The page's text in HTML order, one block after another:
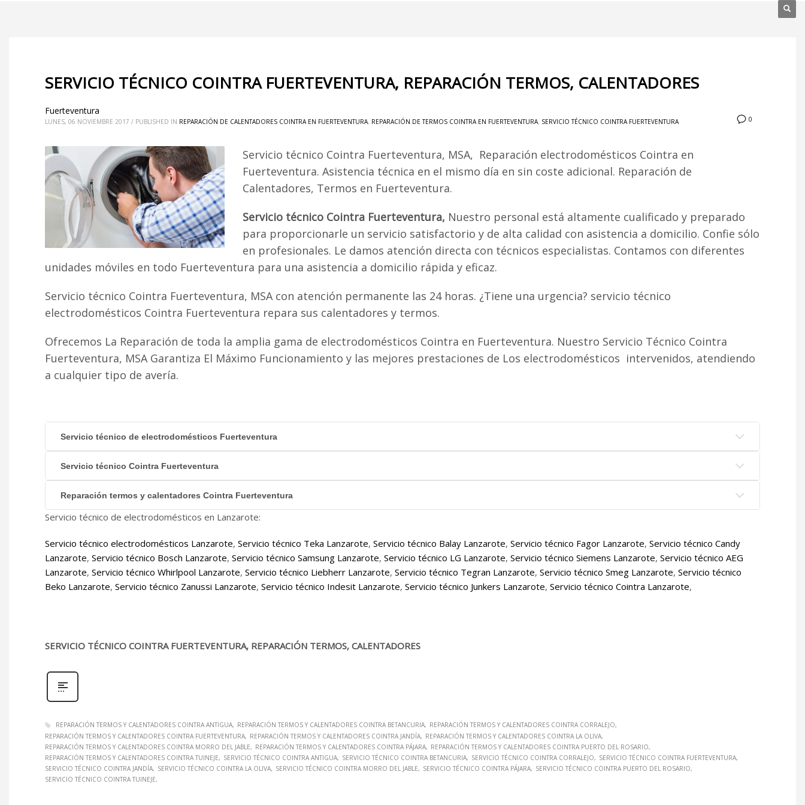
SERVICIO TÉCNICO COINTRA FUERTEVENTURA, REPARACIÓN TERMOS, CALENTADORES
0
Fuerteventura
LUNES, 06 NOVIEMBRE 2017 / PUBLISHED IN REPARACIÓN DE CALENTADORES COINTRA EN FUERTEVENTURA, REPARACIÓN DE TERMOS COINTRA EN FUERTEVENTURA, SERVICIO TÉCNICO COINTRA FUERTEVENTURA
Servicio técnico Cointra Fuerteventura, MSA, Reparación electrodomésticos Cointra en
Fuerteventura. Asistencia técnica en el mismo día en sin coste adicional. Reparación de
Calentadores, Termos en Fuerteventura.
Servicio técnico Cointra Fuerteventura, Nuestro personal está altamente cualificado y preparado
para proporcionarle un servicio satisfactorio y de alta calidad con asistencia a domicilio. Confie sólo
en profesionales. Le damos atención directa con técnicos especialistas. Contamos con diferentes
unidades móviles en todo Fuerteventura para una asistencia a domicilio rápida y eficaz.
Servicio técnico Cointra Fuerteventura, MSA con atención permanente las 24 horas. ¿Tiene una urgencia? servicio técnico
electrodomésticos Cointra Fuerteventura repara sus calentadores y termos.
Ofrecemos La Reparación de toda la amplia gama de electrodomésticos Cointra en Fuerteventura. Nuestro Servicio Técnico Cointra
Fuerteventura, MSA Garantiza El Máximo Funcionamiento y las mejores prestaciones de Los electrodomésticos intervenidos, atendiendo
a cualquier tipo de avería.
Servicio técnico de electrodomésticos Fuerteventura
Servicio técnico Cointra Fuerteventura
Reparación termos y calentadores Cointra Fuerteventura
Servicio técnico de electrodomésticos en Lanzarote:
Servicio técnico electrodomésticos Lanzarote, Servicio técnico Teka Lanzarote, Servicio técnico Balay Lanzarote, Servicio técnico Fagor Lanzarote, Servicio técnico Candy
Lanzarote, Servicio técnico Bosch Lanzarote, Servicio técnico Samsung Lanzarote, Servicio técnico LG Lanzarote, Servicio técnico Siemens Lanzarote, Servicio técnico AEG
Lanzarote, Servicio técnico Whirlpool Lanzarote, Servicio técnico Liebherr Lanzarote, Servicio técnico Tegran Lanzarote, Servicio técnico Smeg Lanzarote, Servicio técnico
Beko Lanzarote, Servicio técnico Zanussi Lanzarote, Servicio técnico Indesit Lanzarote, Servicio técnico Junkers Lanzarote, Servicio técnico Cointra Lanzarote,
SERVICIO TÉCNICO COINTRA FUERTEVENTURA, REPARACIÓN TERMOS, CALENTADORES
REPARACIÓN TERMOS Y CALENTADORES COINTRA ANTIGUA REPARACIÓN TERMOS Y CALENTADORES COINTRA BETANCURIA
REPARACIÓN TERMOS Y CALENTADORES COINTRA CORRALEJO
REPARACIÓN TERMOS Y CALENTADORES COINTRA FUERTEVENTURA
REPARACIÓN TERMOS Y CALENTADORES COINTRA JANDÍA
REPARACIÓN TERMOS Y CALENTADORES COINTRA LA OLIVA
REPARACIÓN TERMOS Y CALENTADORES COINTRA MORRO DEL JABLE
REPARACIÓN TERMOS Y CALENTADORES COINTRA PÁJARA
REPARACIÓN TERMOS Y CALENTADORES COINTRA PUERTO DEL ROSARIO
REPARACIÓN TERMOS Y CALENTADORES COINTRA TUINEJE
SERVICIO TÉCNICO COINTRA ANTIGUA SERVICIO TÉCNICO COINTRA BETANCURIA SERVICIO TÉCNICO COINTRA CORRALEJO
SERVICIO TÉCNICO COINTRA FUERTEVENTURA
SERVICIO TÉCNICO COINTRA JANDÍA
SERVICIO TÉCNICO COINTRA LA OLIVA SERVICIO TÉCNICO COINTRA MORRO DEL JABLE SERVICIO TÉCNICO COINTRA PÁJARA
SERVICIO TÉCNICO COINTRA PUERTO DEL ROSARIO
SERVICIO TÉCNICO COINTRA TUINEJE